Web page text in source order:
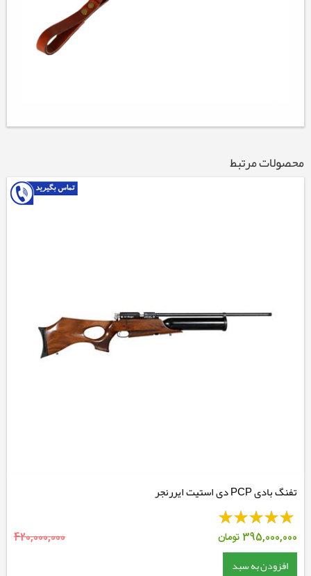
محصولات مرتبط
تفنگ بادی PCP دی استیت ایررنجر
395,000,000تومان 420,000,000
افزودن به سبد